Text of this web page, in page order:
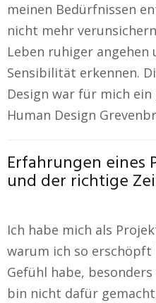
meinen Bedürfnissen
nicht mehr
Leben ruhiger
Sensibilität erkennen.
Design war für mich
Human Design
Erfahrungen eines
und der richtige
Ich habe mich als
warum ich so
Gefühl habe,
bin nicht dafür